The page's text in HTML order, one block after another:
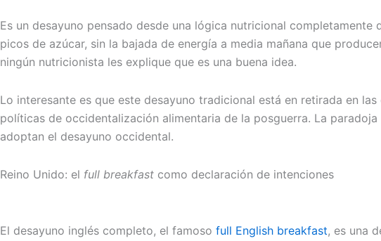
Es un desayuno pensado desde una lógica nutricional
picos de azúcar, sin la bajada de energía a media mañana que
ningún nutricionista les explique que es una buena idea.
Lo interesante es que este desayuno tradicional está en retirada en
políticas de occidentalización alimentaria de la posguerra. La
adoptan el desayuno occidental.
Reino Unido: el full breakfast como declaración de intenciones
El desayuno inglés completo, el famoso full English breakfast, es una